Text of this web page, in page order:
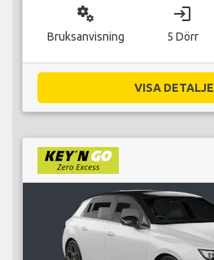
miscellaneous_services
Bruksanvisning
login
5 Dörr
VISA